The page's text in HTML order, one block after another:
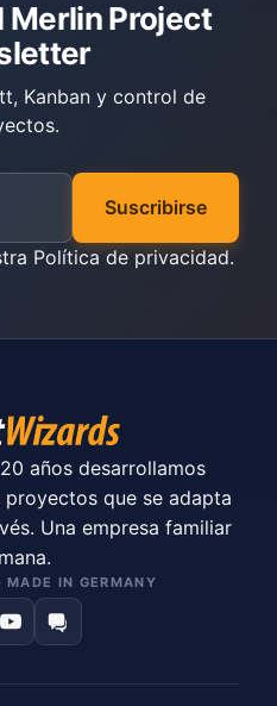
Merlin Project
Kanban y control de
Suscribirse
Política de privacidad.
años desarrollamos
que se adapta
Una empresa familiar
MADE IN GERMANY